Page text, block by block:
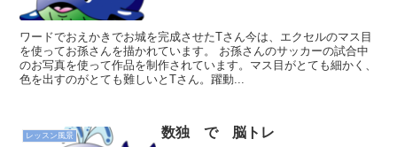
ワードでおえかきでお城を完成させたTさん今は、エクセルのマス目
を使ってお孫さんを描かれています。 お孫さんのサッカーの試合中
のお写真を使って作品を制作されています。マス目がとても細かく、
色を出すのがとても難しいとTさん。躍動...
レッスン風景 数独 で 脳トレ